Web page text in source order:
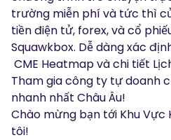
trường miễn phí và tức thì
tiền điện tử, forex, và cổ
Squawkbox. Dễ dàng xác
CME Heatmap và chi tiết
Tham gia công ty tự doanh
nhanh nhất Châu Âu!
Chào mừng bạn tới Khu Vực
tôi!